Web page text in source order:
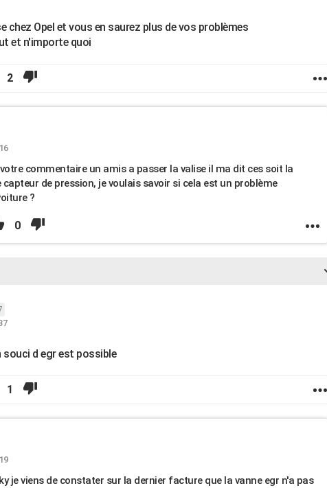
chez Opel et vous en saurez plus de vos problèmes
et n'importe quoi
2
commentaire un amis a passer la valise il ma dit ces soit la
capteur de pression, je voulais savoir si cela est un problème
?
0
d egr est possible
1
je viens de constater sur la dernier facture que la vanne egr n'a pas